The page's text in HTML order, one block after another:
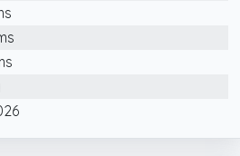
en un segundo, no
de plegado de 5 cm,
mucho espacio de